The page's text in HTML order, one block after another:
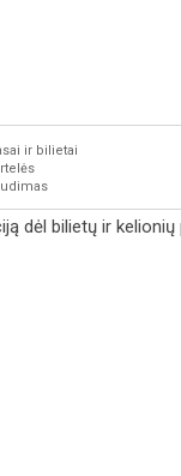
ir bilietai
dėl bilietų ir